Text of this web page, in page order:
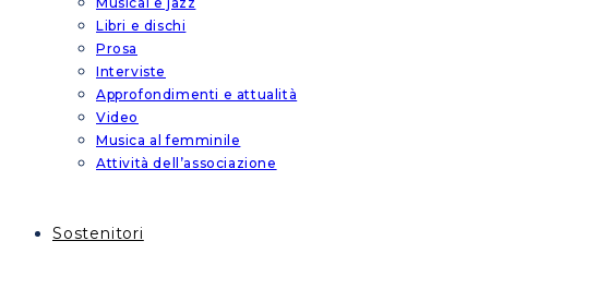
Libri e dischi
Prosa
Interviste
Approfondimenti e attualità
Video
Musica al femminile
Attività dell’associazione
Sostenitori